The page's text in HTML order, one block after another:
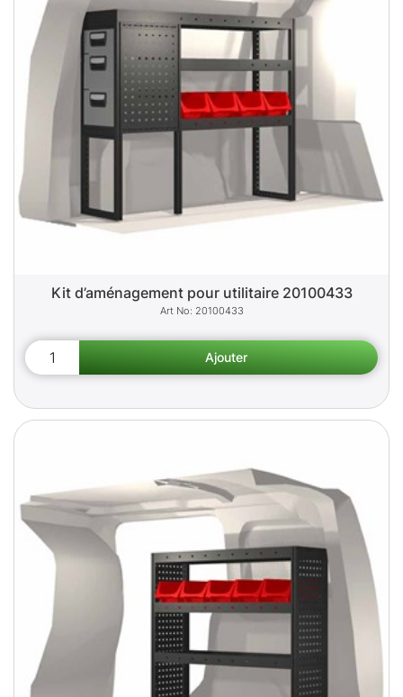
Kit d’aménagement pour utilitaire 20100433
20100433